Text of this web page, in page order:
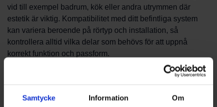
Samtycke Information Om
vid till exempel badrum, kök eller andra utrymmen där
estetik är viktig. Kompatibilitet med ditt befintliga system
kan variera beroende på rörtyp och installation, så
kontrollera alltid vilka delar som behövs för att uppnå
korrekt funktion och passform.
För att beställa eller få aktuell information om lager och